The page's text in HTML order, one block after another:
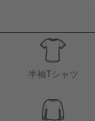
半袖Tシャツ